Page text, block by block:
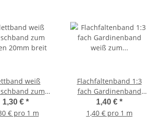
weiß
zum
20mm breit
1,30 € *
€ pro 1 m
Flachfaltenband 1:3
fach Gardinenband
weiß zum Annähen
1,40 € *
1,40 € pro 1 m